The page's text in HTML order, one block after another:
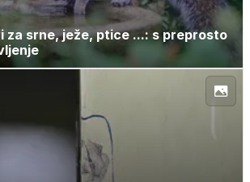
za srne, ježe, ptice ...: s preprosto